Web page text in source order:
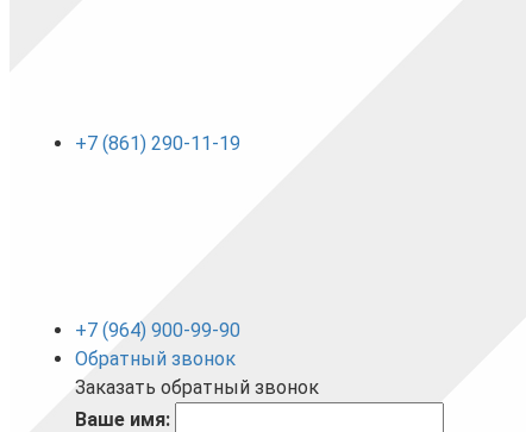
+7 (861) 290-11-19
+7 (964) 900-99-90
Обратный звонок
Заказать обратный звонок
Ваше имя: